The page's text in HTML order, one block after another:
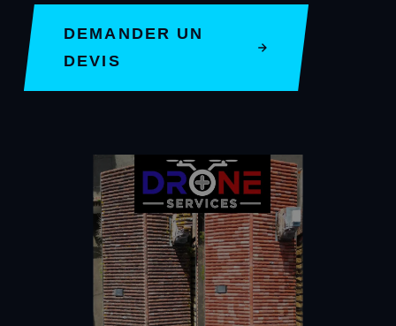
DEMANDER UN
DEVIS